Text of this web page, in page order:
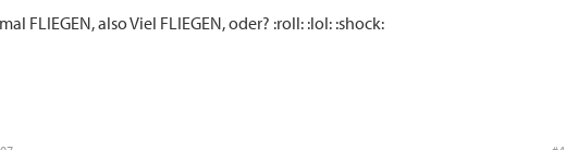
FLIEGEN, also Viel FLIEGEN, oder? :roll: :lol: :shock: